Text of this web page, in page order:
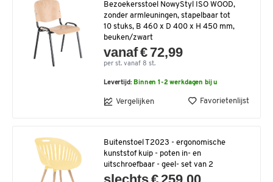
Bezoekersstoel NowyStyl ISO WOOD,
zonder armleuningen, stapelbaar tot
10 stuks, B 460 x D 400 x H 450 mm,
beuken/zwart
vanaf € 72,99
per st. vanaf 8 st.
Levertijd: Binnen 1-2 werkdagen bij u
Vergelijken Favorietenlijst
Buitenstoel T2023 - ergonomische
kunststof kuip - poten in- en
uitschroefbaar - geel- set van 2